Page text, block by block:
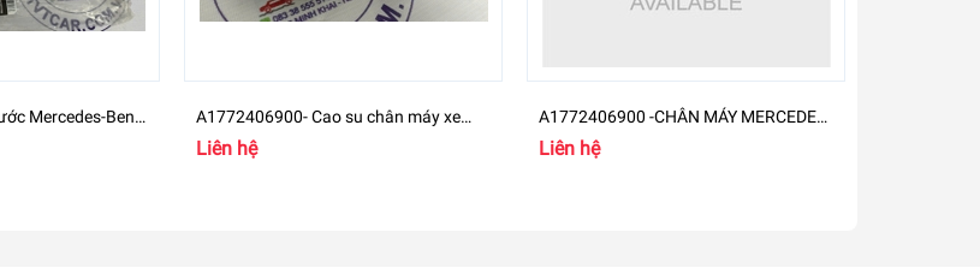
Mercedes-Benz
A1772406900- Cao su chân máy xe
Mercedes GLB Class
Liên hệ
A1772406900 -CHÂN MÁY MERCEDES-
BENZ GLB
Liên hệ